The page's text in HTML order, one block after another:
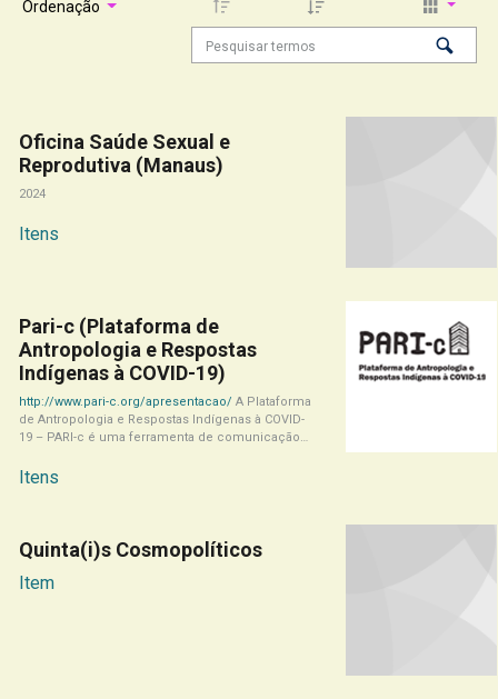
Ordenação
Oficina Saúde Sexual e
Reprodutiva (Manaus)
2024
Itens
Pari-c (Plataforma de
Antropologia e Respostas
Indígenas à COVID-19)
http://www.pari-c.org/apresentacao/ A Plataforma
de Antropologia e Respostas Indígenas à COVID-
19 – PARI-c é uma ferramenta de comunicação
Itens
Quinta(i)s Cosmopolíticos
Item